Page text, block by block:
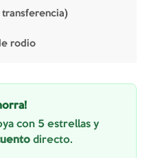
transferencia)
rodio
con 5 estrellas y
directo.